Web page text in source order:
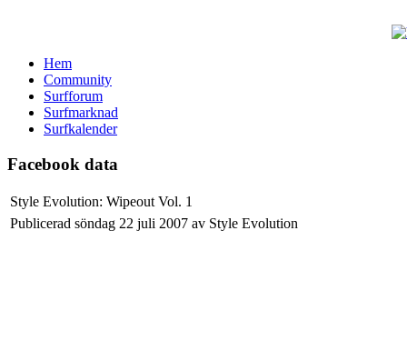
Hem
Community
Surfforum
Surfmarknad
Surfkalender
Facebook data
Style Evolution: Wipeout Vol. 1
Publicerad söndag 22 juli 2007 av Style Evolution